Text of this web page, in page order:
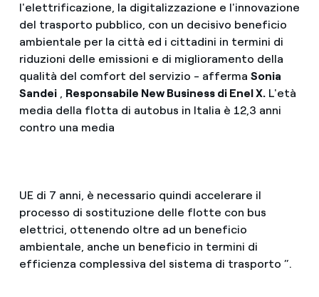
l'elettrificazione, la digitalizzazione e l'innovazione
del trasporto pubblico, con un decisivo beneficio
ambientale per la città ed i cittadini in termini di
riduzioni delle emissioni e di miglioramento della
qualità del comfort del servizio - afferma Sonia
Sandei, Responsabile New Business di Enel X.L'età
media della flotta di autobus in Italia è 12,3 anni
contro una media
UE di 7 anni, è necessario quindi accelerare il
processo di sostituzione delle flotte con bus
elettrici, ottenendo oltre ad un beneficio
ambientale, anche un beneficio in termini di
efficienza complessiva del sistema di trasporto ”.